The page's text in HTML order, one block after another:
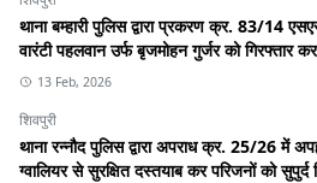
थाना बम्हारी पुलिस द्वारा प्रकरण क्र. 83/14
वारंटी पहलवान उर्फ बृजमोहन गुर्जर को गिरफ्तार
13 Feb, 2026
शिवपुरी
थाना रन्नौद पुलिस द्वारा अपराध क्र. 25/26 में
ग्वालियर से सुरक्षित दस्तयाब कर परिजनों को सुपुर्द